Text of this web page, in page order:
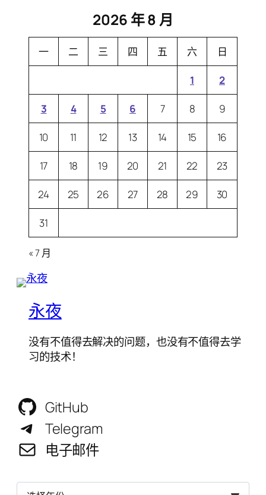
2026 年 8 月
一 二 三 四 五 六 日
1 2
3 4 5 6 7 8 9
10 11 12 13 14 15 16
17 18 19 20 21 22 23
24 25 26 27 28 29 30
31
« 7 月
永夜
没有不值得去解决的问题，也没有不值得去学
习的技术！
GitHub
Telegram
电子邮件
归